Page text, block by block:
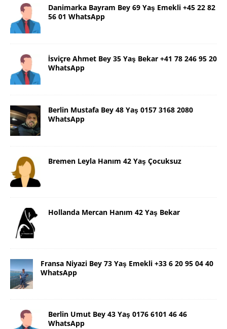
Danimarka Bayram Bey 69 Yaş Emekli +45 22 82
56 01 WhatsApp
İsviçre Ahmet Bey 35 Yaş Bekar +41 78 246 95 20
WhatsApp
Berlin Mustafa Bey 48 Yaş 0157 3168 2080
WhatsApp
Bremen Leyla Hanım 42 Yaş Çocuksuz
Hollanda Mercan Hanım 42 Yaş Bekar
Fransa Niyazi Bey 73 Yaş Emekli +33 6 20 95 04 40
WhatsApp
Berlin Umut Bey 43 Yaş 0176 6101 46 46
WhatsApp